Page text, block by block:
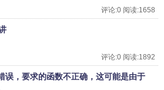
评论:0 阅读:1658
评论:0 阅读:1892
误，要求的函数不正确，这可能是由于